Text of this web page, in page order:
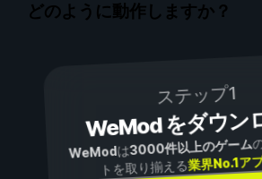
どのように動作しますか？
ステップ1
WeMod をダウン
WeModは3000件以上のゲーム
トを取り揃える業界No.1ア